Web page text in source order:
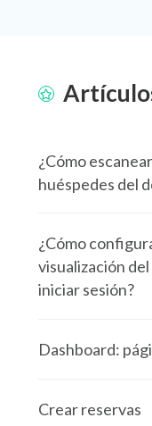
¿Cómo
huéspedes del
¿Cómo
visualización
iniciar sesión?
Dashboard:
Crear reservas